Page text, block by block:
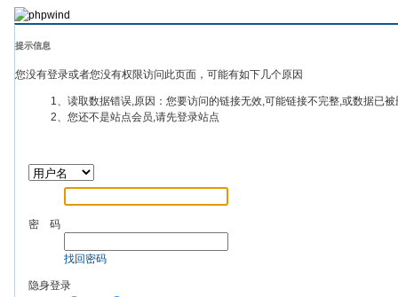
提示信息
您没有登录或者您没有权限访问此页面，可能有如下几个原因
1、读取数据错误,原因：您要访问的链接无效,可能链接不完整,或数据已
2、您还不是站点会员,请先登录站点
密 码
找回密码
隐身登录